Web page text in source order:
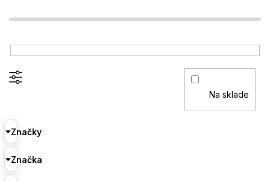
Na sklade
Značky
Značka